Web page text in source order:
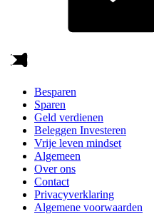
Besparen
Sparen
Geld verdienen
Beleggen Investeren
Vrije leven mindset
Algemeen
Over ons
Contact
Privacyverklaring
Algemene voorwaarden